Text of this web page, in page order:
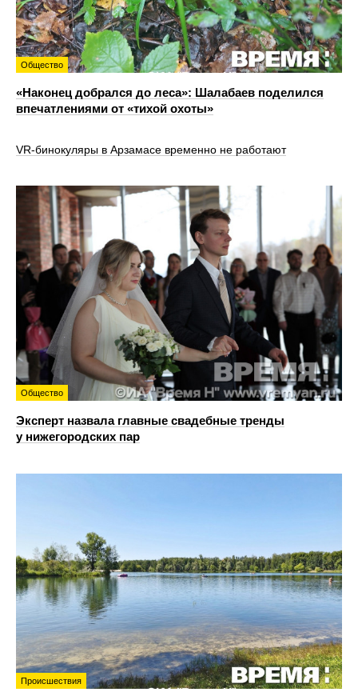
Общество
«Наконец добрался до леса»: Шалабаев поделился
впечатлениями от «тихой охоты»
VR‑бинокуляры в Арзамасе временно не работают
Общество
Эксперт назвала главные свадебные тренды
у нижегородских пар
Происшествия